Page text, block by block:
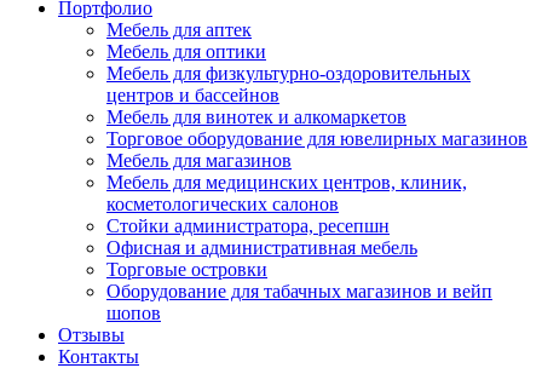
Портфолио
Мебель для аптек
Мебель для оптики
Мебель для физкультурно-оздоровительных
центров и бассейнов
Мебель для винотек и алкомаркетов
Торговое оборудование для ювелирных магазинов
Мебель для магазинов
Мебель для медицинских центров, клиник,
косметологических салонов
Стойки администратора, ресепшн
Офисная и административная мебель
Торговые островки
Оборудование для табачных магазинов и вейп
шопов
Отзывы
Контакты